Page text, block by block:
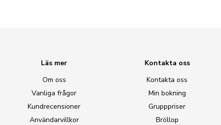
Läs mer
Om oss
Vanliga frågor
Kundrecensioner
Användarvillkor
Kontakta oss
Kontakta oss
Min bokning
Grupppriser
Bröllop